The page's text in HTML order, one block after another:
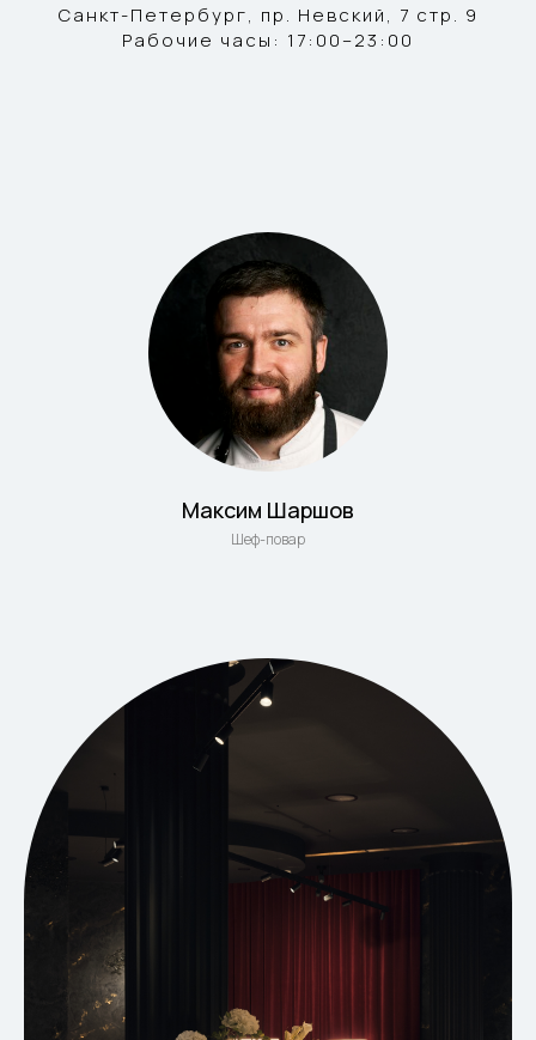
Санкт-Петербург, ​пр. Невский, 7 стр. 9
Рабочие часы: 17:00–23:00
Максим Шаршов
Шеф-повар